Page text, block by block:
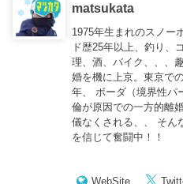
matsukata
1975年生まれのスノー
ド歴25年以上、釣り、
理、酒、バイク、、、
婚を機に上京。東京で
年、 ボーダ（境界性パ
倫が原因での一方的離
儀なくされる、、 そん
を信じて奮闘中！！
WebSite